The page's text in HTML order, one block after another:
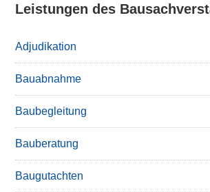
Leistungen des
Adjudikation
Bauabnahme
Baubegleitung
Bauberatung
Baugutachten